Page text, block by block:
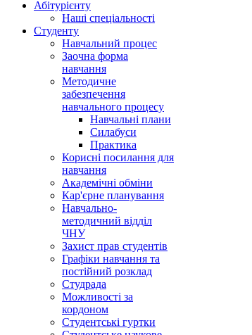
Абітурієнту
Наші спеціальності
Студенту
Навчальний процес
Заочна форма
навчання
Методичне
забезпечення
навчального процесу
Навчальні плани
Силабуси
Практика
Корисні посилання для
навчання
Академічні обміни
Кар'єрне планування
Навчально-
методичний відділ
ЧНУ
Захист прав студентів
Графіки навчання та
постійний розклад
Студрада
Можливості за
кордоном
Студентські гуртки